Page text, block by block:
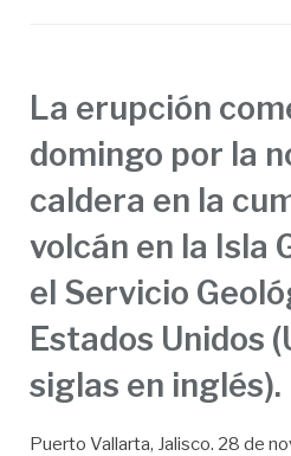
La erupción
domingo por la
caldera en la
volcán en la Isla
el Servicio
Estados Unidos
siglas en inglés).
Puerto Vallarta, Jalisco. 28 de